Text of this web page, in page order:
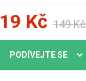
19 Kč 149Kč
PODÍVEJTE SE